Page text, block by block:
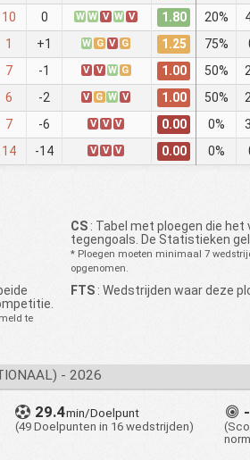
10 0 W W V W V 1.80 20%
1 +1 W G V G 1.25 75%
7 -1 V V W G 1.00 50%
6 -2 V G W V 1.00 50%
7 -6 V V V 0.00 0%
14 -14 V V V 0.00 0%
CS : Tabel met ploegen die
tegengoals. De Statistieken
* Ploegen moeten minimaal 7
opgenomen.
te
FTS : Wedstrijden waar deze
- 2026
29.4min/Doelpunt
(49 Doelpunten in 16 wedstrijden)